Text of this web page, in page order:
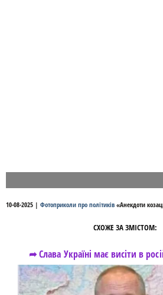
10-08-2025 | Фотоприколи про політиків «Анекдоти
СХОЖЕ ЗА ЗМІСТОМ:
➦ Слава Україні має висіти в